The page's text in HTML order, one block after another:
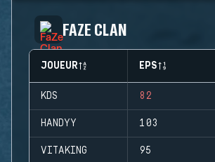
FAZE CLAN
JOUEUR EPS
KDS 82
HANDYY 103
VITAKING 95